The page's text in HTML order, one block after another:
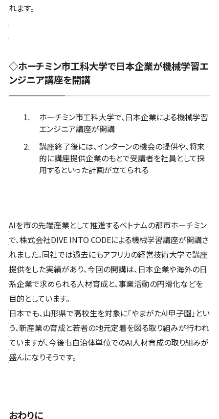
れます。
◇ホーチミン市工科大学で日本企業が機械学習エ
ンジニア講座を開講
ホーチミン市工科大学で、日本企業による機械学習
エンジニア講座が開講
講座終了後には、インターンの機会の提供や、将来
的に講座提供企業のもとで受講者を社員として採
用するといった計画が立てられる
AIを市の先端産業として推進するベトナムの都市ホーチミン
で、株式会社DIVE INTO CODEによる機械学習講座が開講さ
れました。同社では過去にもアフリカの経営技術大学で講座
提供をした実績があり、今回の開講は、日本企業や海外の日
系企業で求められる人材育成と、事業活動の円滑化などを
目的としています。
日本でも、山形県で高校生を対象に「やまがたAI甲子園」とい
う、新産業の育成と若者の地元定着を図る取り組みが行われ
ていますが、今後も自治体単位でのAI人材育成の取り組みが
盛んになりそうです。
おわりに